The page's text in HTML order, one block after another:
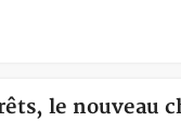
le nouveau